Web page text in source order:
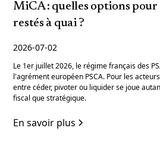
MiCA : quelles options
restés à quai ?
2026-07-02
Le 1er juillet 2026, le régime français des
l'agrément européen PSCA. Pour les
entre céder, pivoter ou liquider se joue
fiscal que stratégique.
En savoir plus